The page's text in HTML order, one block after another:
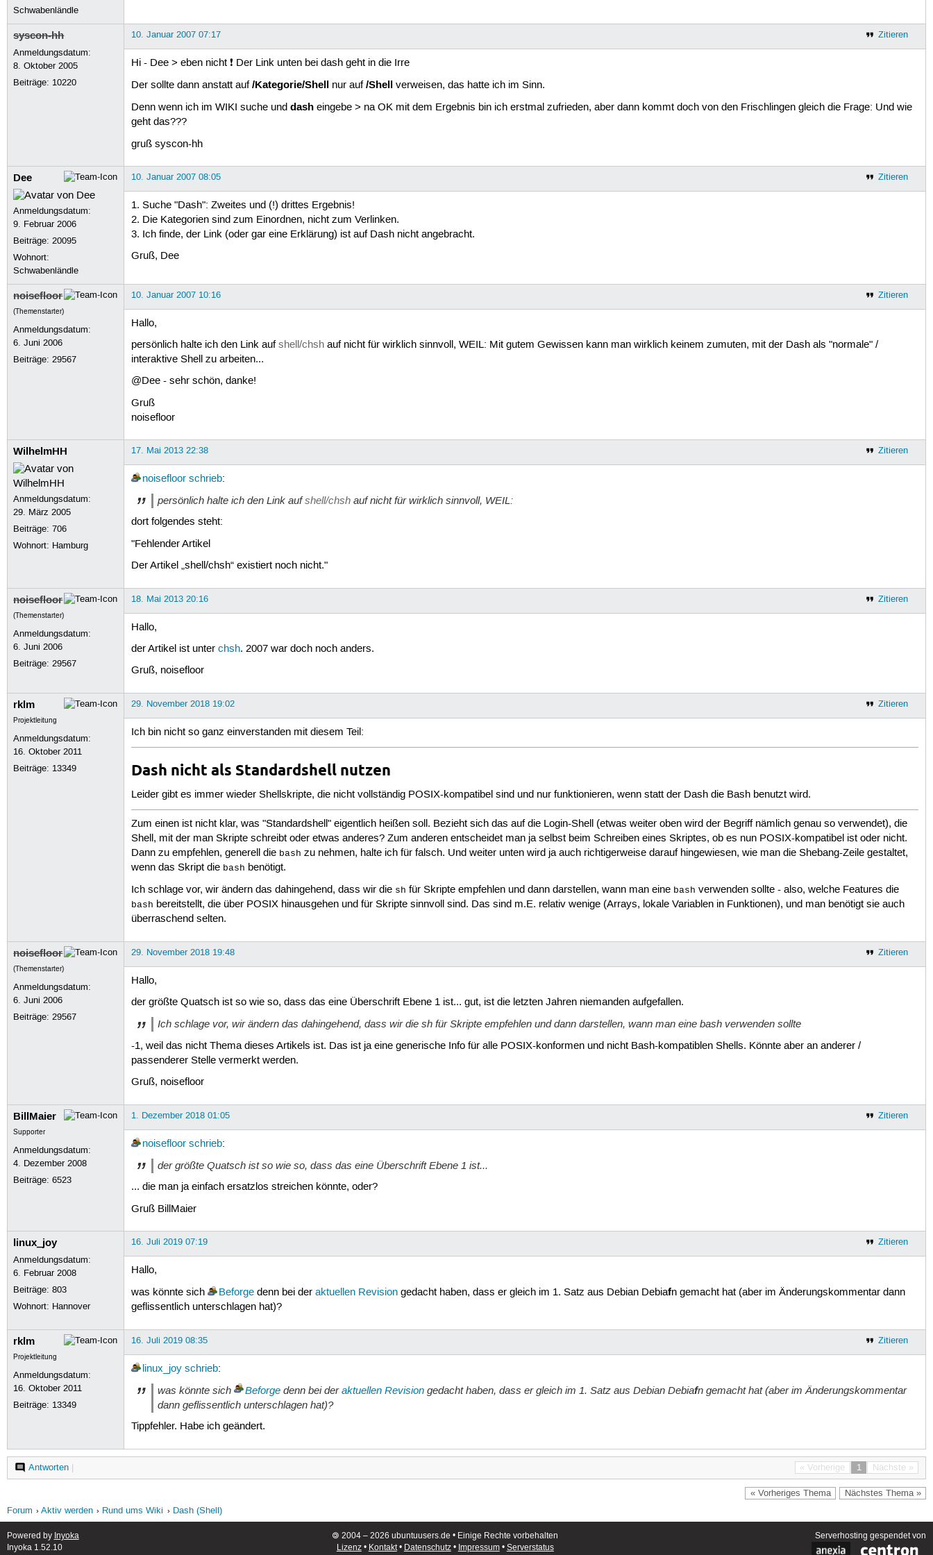
Schwabenländle
syscon-hh
Anmeldungsdatum:
8. Oktober 2005
Beiträge: 10220
Zitieren
10. Januar 2007 07:17
Hi - Dee > eben nicht ❗ Der Link unten bei dash geht in die Irre
Der sollte dann anstatt auf/Kategorie/Shellnur auf/Shellverweisen, das hatte ich im Sinn.
Denn wenn ich im WIKI suche und dasheingebe > na OK mit dem Ergebnis bin ich erstmal zufrieden, aber dann kommt doch von den Frischlingen gleich die Frage: Und wie
geht das???
gruß syscon-hh
Dee
Anmeldungsdatum:
9. Februar 2006
Beiträge:20095
Wohnort:
Schwabenländle
Zitieren
10. Januar 2007 08:05
1. Suche "Dash": Zweites und (!) drittes Ergebnis!
2. Die Kategorien sind zum Einordnen, nicht zum Verlinken.
3. Ich finde, der Link (oder gar eine Erklärung) ist auf Dash nicht angebracht.
Gruß, Dee
noisefloor
(Themenstarter)
Anmeldungsdatum:
6. Juni 2006
Beiträge:29567
Zitieren
10. Januar 2007 10:16
Hallo,
persönlich halte ich den Link aufshell/chshauf nicht für wirklich sinnvoll, WEIL: Mit gutem Gewissen kann man wirklich keinem zumuten, mit der Dash als "normale" /
interaktive Shell zu arbeiten...
@Dee - sehr schön, danke!
Gruß
noisefloor
WilhelmHH
Anmeldungsdatum:
29. März 2005
Beiträge:706
Wohnort: Hamburg
Zitieren
17. Mai 2013 22:38
noisefloor schrieb:
persönlich halte ich den Link aufshell/chshauf nicht für wirklich sinnvoll, WEIL:
dort folgendes steht:
"Fehlender Artikel
Der Artikel „shell/chsh“ existiert noch nicht."
noisefloor
(Themenstarter)
Anmeldungsdatum:
6. Juni 2006
Beiträge:29567
Zitieren
18. Mai 2013 20:16
Hallo,
der Artikel ist unter chsh. 2007 war doch noch anders.
Gruß, noisefloor
rklm
Projektleitung
Anmeldungsdatum:
16. Oktober 2011
Beiträge: 13349
Zitieren
29. November 2018 19:02
Ich bin nicht so ganz einverstanden mit diesem Teil:
Dash nicht als Standardshell nutzen
Leider gibt es immer wieder Shellskripte, die nicht vollständig POSIX-kompatibel sind und nur funktionieren, wenn statt der Dash die Bash benutzt wird.
Zum einen ist nicht klar, was "Standardshell" eigentlich heißen soll. Bezieht sich das auf die Login-Shell (etwas weiter oben wird der Begriff nämlich genau so verwendet), die
Shell, mit der man Skripte schreibt oder etwas anderes? Zum anderen entscheidet man ja selbst beim Schreiben eines Skriptes, ob es nun POSIX-kompatibel ist oder nicht.
Dann zu empfehlen, generell die bash zu nehmen, halte ich für falsch. Und weiter unten wird ja auch richtigerweise darauf hingewiesen, wie man die Shebang-Zeile gestaltet,
wenn das Skript die bash benötigt.
Ich schlage vor, wir ändern das dahingehend, dass wir die sh für Skripte empfehlen und dann darstellen, wann man eine bash verwenden sollte - also, welche Features die
bash bereitstellt, die über POSIX hinausgehen und für Skripte sinnvoll sind. Das sind m.E. relativ wenige (Arrays, lokale Variablen in Funktionen), und man benötigt sie auch
überraschend selten.
noisefloor
(Themenstarter)
Anmeldungsdatum:
6. Juni 2006
Beiträge:29567
Zitieren
29. November 2018 19:48
Hallo,
der größte Quatsch ist so wie so, dass das eine Überschrift Ebene 1 ist... gut, ist die letzten Jahren niemanden aufgefallen.
Ich schlage vor, wir ändern das dahingehend, dass wir die sh für Skripte empfehlen und dann darstellen, wann man eine bash verwenden sollte
-1, weil das nicht Thema dieses Artikels ist. Das ist ja eine generische Info für alle POSIX-konformen und nicht Bash-kompatiblen Shells. Könnte aber an anderer /
passenderer Stelle vermerkt werden.
Gruß, noisefloor
BillMaier
Supporter
Anmeldungsdatum:
4. Dezember 2008
Beiträge:6523
Zitieren
1. Dezember 2018 01:05
noisefloor schrieb:
der größte Quatsch ist so wie so, dass das eine Überschrift Ebene 1 ist...
... die man ja einfach ersatzlos streichen könnte, oder?
Gruß BillMaier
linux_joy
Anmeldungsdatum:
6. Februar 2008
Beiträge:803
Wohnort: Hannover
Zitieren
16. Juli 2019 07:19
Hallo,
was könnte sich
Beforgedenn bei der aktuellen Revisiongedacht haben, dass er gleich im 1. Satz aus Debian Debiafn gemacht hat (aber im Änderungskommentar dann
geflissentlich unterschlagen hat)?
rklm
Projektleitung
Anmeldungsdatum:
16. Oktober 2011
Beiträge: 13349
Zitieren
16. Juli 2019 08:35
linux_joy schrieb:
was könnte sich Beforgedenn bei deraktuellen Revisiongedacht haben, dass er gleich im 1. Satz aus Debian Debiafn gemacht hat (aber im Änderungskommentar
dann geflissentlich unterschlagen hat)?
Tippfehler. Habe ich geändert.
« Vorherige 1 Nächste »
Antworten|
« Vorheriges Thema Nächstes Thema »
Forum Aktiv werden Rund ums Wiki Dash (Shell)
Powered by Inyoka
Inyoka 1.52.10
🄯 2004 – 2026 ubuntuusers.de • Einige Rechte vorbehalten
Lizenz• Kontakt• Datenschutz• Impressum• Serverstatus
Serverhosting gespendet von